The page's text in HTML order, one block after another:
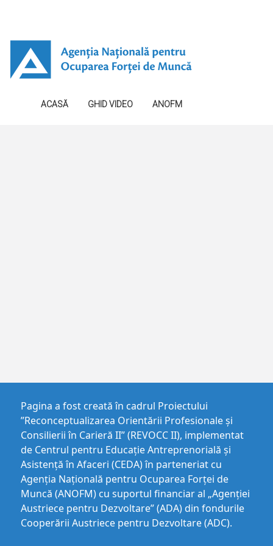
ACASĂ GHID VIDEO ANOFM
Pagina a fost creată în cadrul Proiectului
”Reconceptualizarea Orientării Profesionale și
Consilierii în Carieră II” (REVOCC II), implementat
de Centrul pentru Educaţie Antreprenorială şi
Asistenţă în Afaceri (CEDA) în parteneriat cu
Agenția Națională pentru Ocuparea Forței de
Muncă (ANOFM) cu suportul financiar al „Agenției
Austriece pentru Dezvoltare” (ADA) din fondurile
Cooperării Austriece pentru Dezvoltare (ADC).